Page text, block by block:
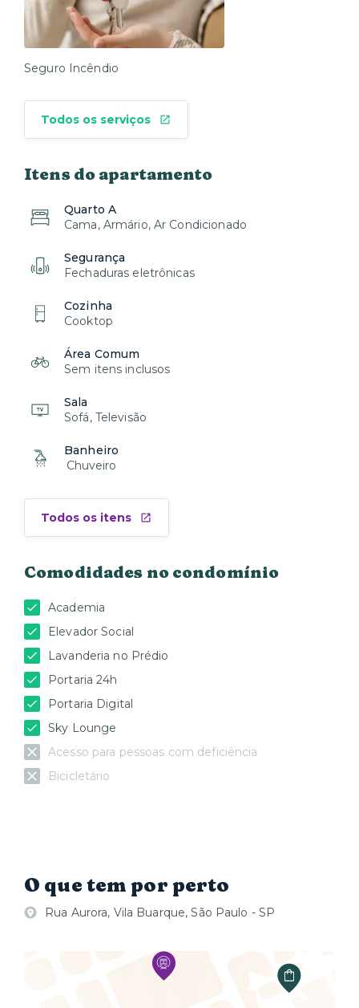
Seguro Incêndio
Todos os serviços
Itens do apartamento
Quarto A
Cama, Armário, Ar Condicionado
Segurança
Fechaduras eletrônicas
Cozinha
Cooktop
Área Comum
Sem itens inclusos
Sala
Sofá, Televisão
Banheiro
Chuveiro
Todos os itens
Comodidades no condomínio
Academia
Elevador Social
Lavanderia no Prédio
Portaria 24h
Portaria Digital
Sky Lounge
Acesso para pessoas com deficiência
Bicicletário
O que tem por perto
Rua Aurora, Vila Buarque, São Paulo - SP